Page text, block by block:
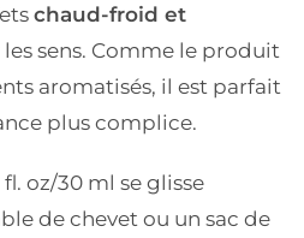
chaud-froid et
sens. Comme le produit
aromatisés, il est parfait
plus complice.
oz/30 ml se glisse
de chevet ou un sac de